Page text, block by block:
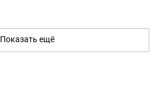
Показать ещё